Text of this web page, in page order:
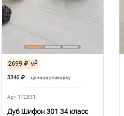
2699 ₽ м2
3346 ₽ цена за упаковку
Арт.172831
Дуб Шифон 301 34 класс